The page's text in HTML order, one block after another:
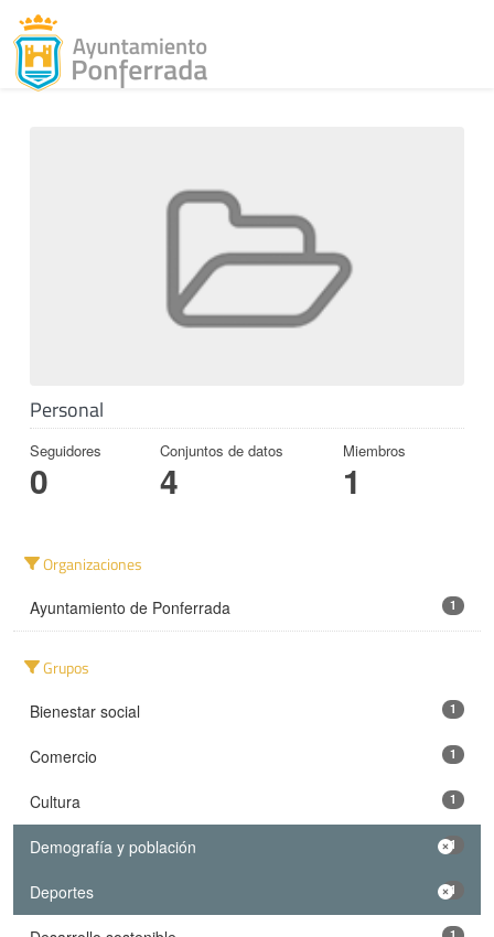
Personal
Seguidores
0
Conjuntos de datos
4
Miembros
1
Organizaciones
Ayuntamiento de Ponferrada 1
Grupos
Bienestar social 1
Comercio 1
Cultura 1
Demografía y población 1
Deportes 1